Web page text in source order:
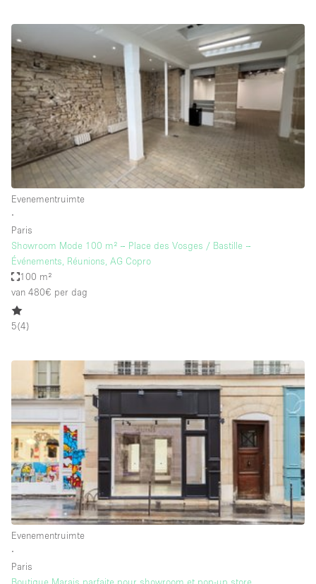
Creatieve ruimte
Dak
Evenementruimte
Foto / Filmstudio
Galerie
Hal
Herenhuis / Huis
Kantoorruimte
Kraampje / Marktkraam
Magazijn
Markt / Festival
Restaurant / Bar / Café
Salon
Unieke ruimte
Vergaderruimte
Vrachtwagen
Winkel delen
Winkelruimte in winkelcentrum
Evenementruimte
∙
Paris
Showroom Mode 100 m² – Place des Vosges / Bastille –
Événements, Réunions, AG Copro
100 m²
van 480€ per dag
5(4)
Evenementruimte
∙
Paris